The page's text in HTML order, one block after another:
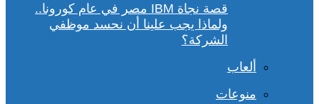
قصة نجاة IBM مصر في عام كورونا..
ولماذا يجب علينا أن نحسد موظفي
الشركة؟
ألعاب
منوعات